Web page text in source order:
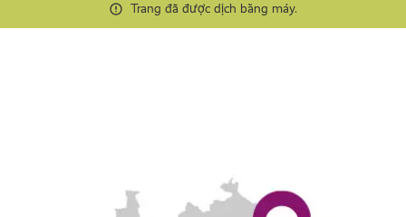
Trang đã được dịch bằng máy.